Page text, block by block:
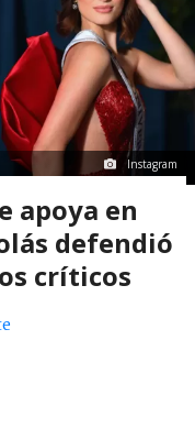
Instagram
apoya en
defendió
críticos